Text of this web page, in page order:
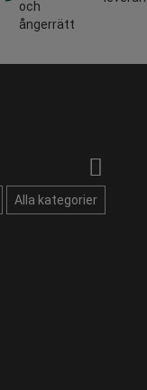
och
ångerrätt
Alla kategorier